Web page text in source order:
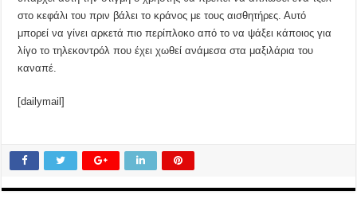
στο κεφάλι του πριν βάλει το κράνος με τους αισθητήρες. Αυτό
μπορεί να γίνει αρκετά πιο περίπλοκο από το να ψάξει κάποιος για
λίγο το τηλεκοντρόλ που έχει χωθεί ανάμεσα στα μαξιλάρια του
καναπέ.
[dailymail]